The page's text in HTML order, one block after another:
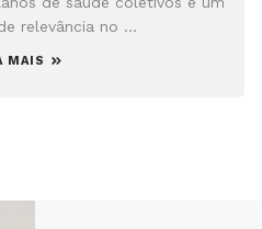
relevância no ...
MAIS